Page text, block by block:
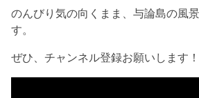
のんびり気の向くまま、与論島の風
す。
ぜひ、チャンネル登録お願いします！